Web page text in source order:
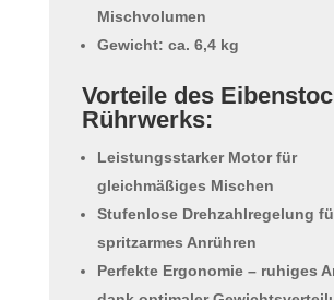
Mischvolumen
Gewicht: ca. 6,4 kg
Vorteile des
Rührwerks:
Leistungsstarker Motor für
gleichmäßiges Mischen
Stufenlose Drehzahlregelung
spritzarmes Anrühren
Perfekte Ergonomie – ruhiges